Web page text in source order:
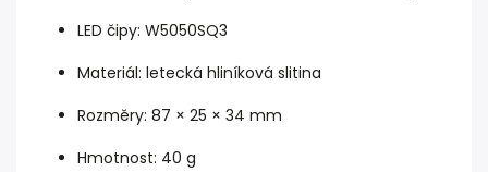
LED čipy: W5050SQ3
Materiál: letecká hliníková slitina
Rozměry: 87 × 25 × 34 mm
Hmotnost: 40 g